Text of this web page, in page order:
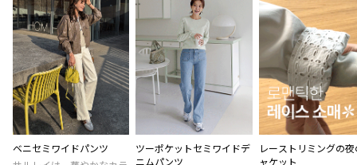
ベニセミワイドパンツ
ツーポケットセミワイドデ
ニムパンツ
レーストリミングの夜
ャケット